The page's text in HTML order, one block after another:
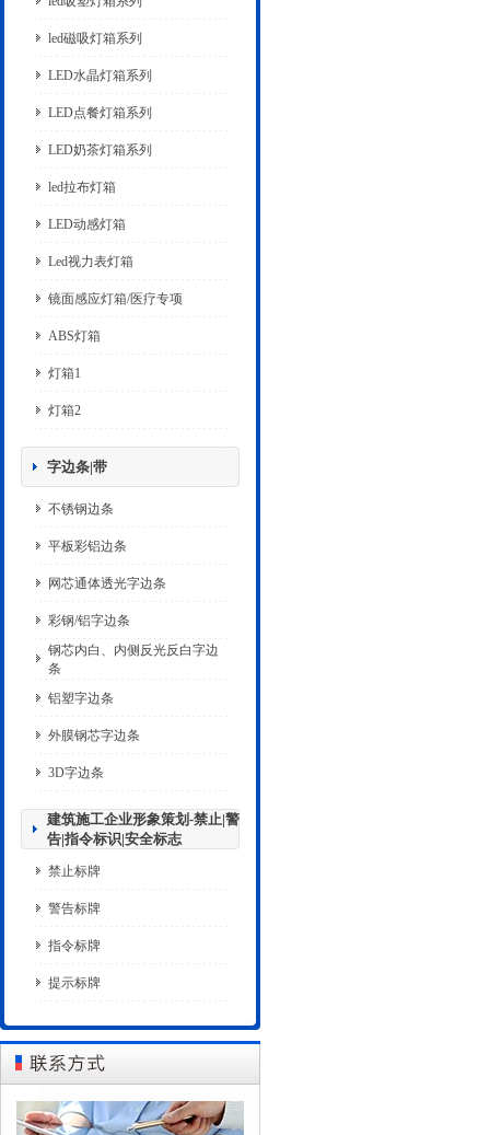
led磁吸灯箱系列
LED水晶灯箱系列
LED点餐灯箱系列
LED奶茶灯箱系列
led拉布灯箱
LED动感灯箱
Led视力表灯箱
镜面感应灯箱/医疗专项
ABS灯箱
灯箱1
灯箱2
字边条|带
不锈钢边条
平板彩铝边条
网芯通体透光字边条
彩钢/铝字边条
钢芯内白、内侧反光反白字边
条
铝塑字边条
外膜钢芯字边条
3D字边条
建筑施工企业形象策划-禁止|警
告|指令标识|安全标志
禁止标牌
警告标牌
指令标牌
提示标牌